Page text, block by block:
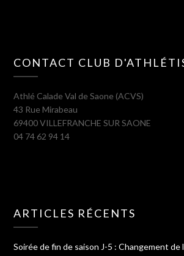
CONTACT CLUB
Athlé Calade Val de Saone (ACVS)
43 Rue Mirabeau
69400 VILLEFRANCHE SUR SAONE
04 74 62 94 14
ARTICLES RÉCENTS
Soirée de fin de saison J-5 : Changement de